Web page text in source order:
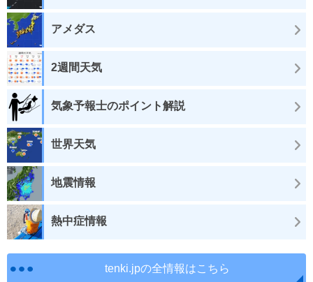
アメダス
2週間天気
気象予報士のポイント解説
世界天気
地震情報
熱中症情報
tenki.jpの全情報はこちら